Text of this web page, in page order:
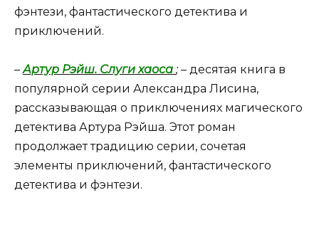
фэнтези, фантастического детектива и
приключений.
–Артур Рэйш. Слуги хаоса ;– десятая книга в
популярной серии Александра Лисина,
рассказывающая о приключениях магического
детектива Артура Рэйша. Этот роман
продолжает традицию серии, сочетая
элементы приключений, фантастического
детектива и фэнтези.